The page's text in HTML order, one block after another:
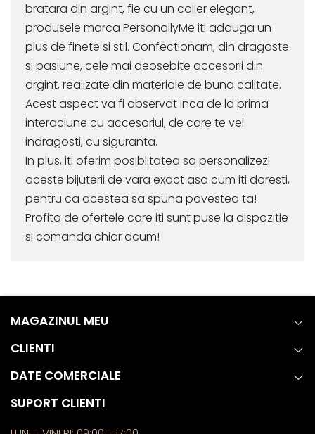
bratara din argint, fie cu un colier elegant,
produsele marca PersonallyMe iti adauga un
plus de finete si stil. Confectionam, din dragoste
si pasiune, cele mai deosebite accesorii din
argint, realizate din materiale de buna calitate.
Acest aspect va fi observat inca de la prima
interaciune cu accesoriul, de care te vei
indragosti, cu siguranta.
In plus, iti oferim posiblitatea sa personalizezi
aceste bijuterii de vara exact asa cum iti doresti,
pentru ca acestea sa spuna povestea ta!
Profita de ofertele care iti sunt puse la dispozitie
si comanda chiar acum!
MAGAZINUL MEU
CLIENTI
DATE COMERCIALE
SUPORT CLIENTI